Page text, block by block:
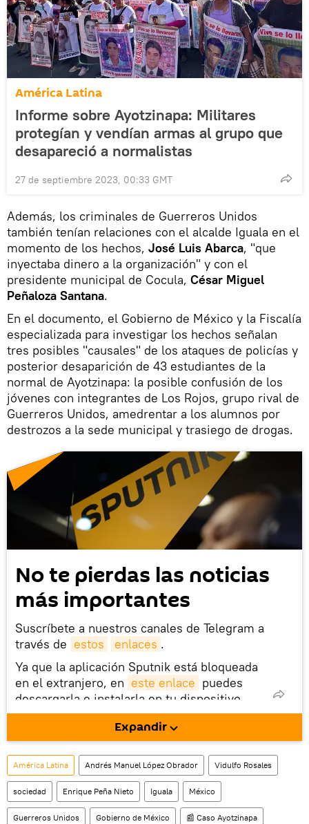
América Latina
Informe sobre Ayotzinapa: Militares
protegían y vendían armas al grupo que
desapareció a normalistas
27 de septiembre 2023, 00:33 GMT
Además, los criminales de Guerreros Unidos
también tenían relaciones con el alcalde Iguala en el
momento de los hechos, José Luis Abarca, "que
inyectaba dinero a la organización" y con el
presidente municipal de Cocula, César Miguel
Peñaloza Santana.
En el documento, el Gobierno de México y la Fiscalía
especializada para investigar los hechos señalan
tres posibles "causales" de los ataques de policías y
posterior desaparición de 43 estudiantes de la
normal de Ayotzinapa: la posible confusión de los
jóvenes con integrantes de Los Rojos, grupo rival de
Guerreros Unidos, amedrentar a los alumnos por
destrozos a la sede municipal y trasiego de drogas.
No te pierdas las noticias
más importantes
Suscríbete a nuestros canales de Telegram a
través de estos enlaces .
Ya que la aplicación Sputnik está bloqueada
en el extranjero, en este enlace puedes
descargarla e instalarla en tu dispositivo
móvil (¡solo para Android!).
También tenemos una cuenta en la red
social rusa VK .
Expandir
América Latina Andrés Manuel López Obrador Vidulfo Rosales
sociedad Enrique Peña Nieto Iguala México
Guerreros Unidos Gobierno de México 📰 Caso Ayotzinapa